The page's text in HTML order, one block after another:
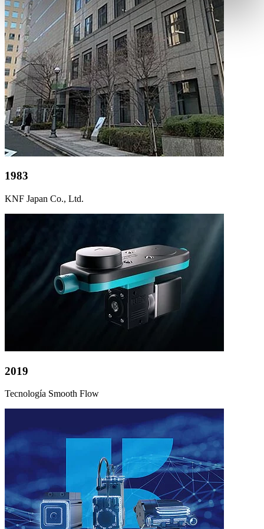
1983
KNF Japan Co., Ltd.
2019
Tecnología Smooth Flow